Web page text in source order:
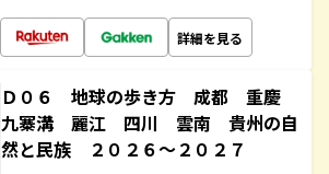
詳細を見る
Ｄ０６ 地球の歩き方 成都 重慶
九寨溝 麗江 四川 雲南 貴州の自
然と民族 ２０２６～２０２７